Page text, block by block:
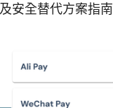
安全替代方案指南